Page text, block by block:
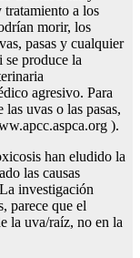
tratamiento a los
morir, los
pasas y cualquier
produce la
agresivo. Para
uvas o las pasas,
).
han eludido la
las causas
investigación
parece que el
la uva/raíz, no en la